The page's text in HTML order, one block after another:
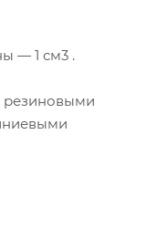
— 1 см3 .
резиновыми